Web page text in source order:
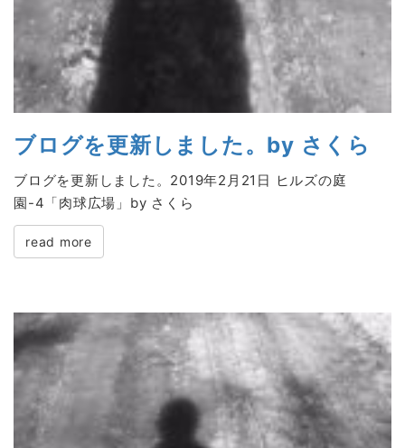
ブログを更新しました。by さくら
ブログを更新しました。2019年2月21日 ヒルズの庭
園-4「肉球広場」by さくら
read more